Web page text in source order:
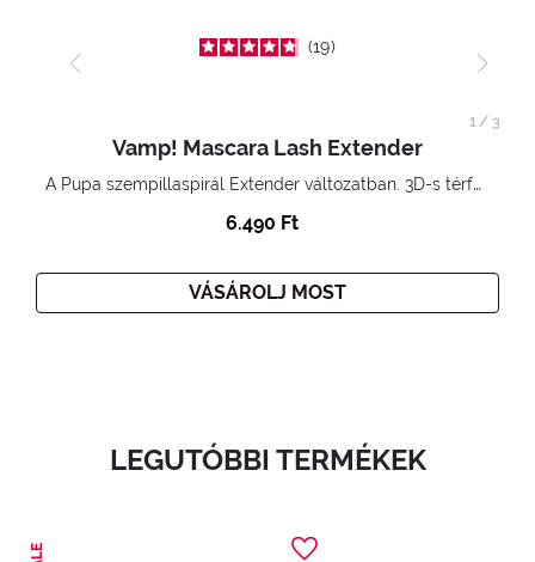
19
Vamp! Mascara Lash Extender
A Pupa szempillaspirál Extender változatban. 3D-s térfogatnövelő hatás. Hihetetlenül hosszú és göndör szempillák
6.490 Ft
VÁSÁROLJ MOST
1/ 3
LEGUTÓBBI TERMÉKEK